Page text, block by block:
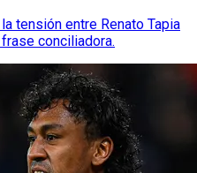
tensión entre Renato Tapia
conciliadora.